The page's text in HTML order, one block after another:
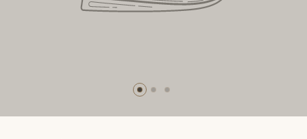
BUTTON LABELBUTTON LABEL